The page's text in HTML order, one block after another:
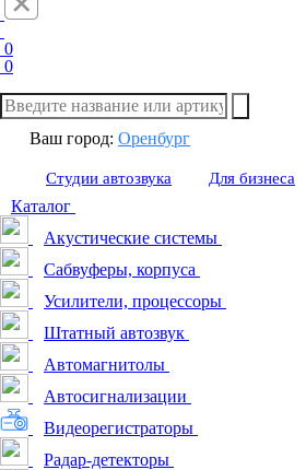
0
0
Ваш город: Оренбург
Студии автозвука Для бизнеса
Каталог
Акустические системы
Сабвуферы, корпуса
Усилители, процессоры
Штатный автозвук
Автомагнитолы
Автосигнализации
Видеорегистраторы
Радар-детекторы